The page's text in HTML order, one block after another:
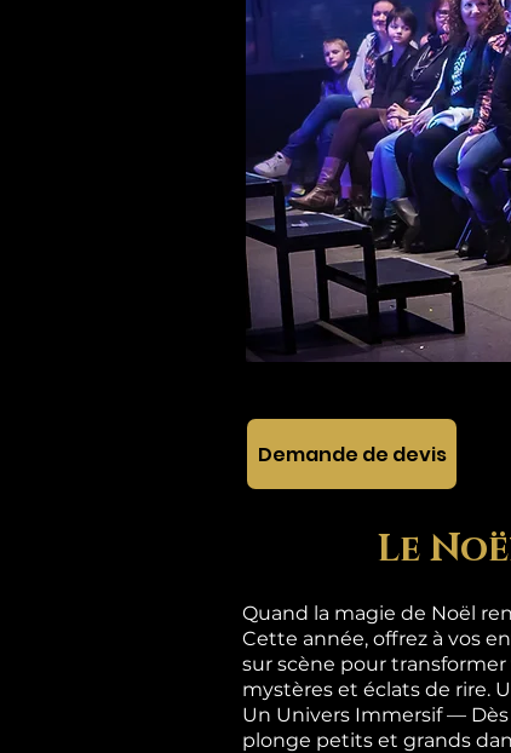
Demande de devis
Le
Quand la magie de Noël
Cette année, offrez à vos
sur scène pour
mystères et éclats de rire.
Un Univers Immersif —
plonge petits et grands